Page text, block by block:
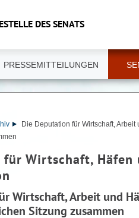
DES SENATS
PRESSEMITTEILUNGEN
Die Deputation für Wirtschaft,
Wirtschaft, Häfen
Wirtschaft, Arbeit und
Sitzung zusammen